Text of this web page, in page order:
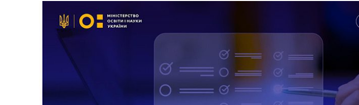
ЗАКАРПАТСЬКІ НОВИНИ
НОВИНИ ЗАХІДНОЇ УКРАЇНИ